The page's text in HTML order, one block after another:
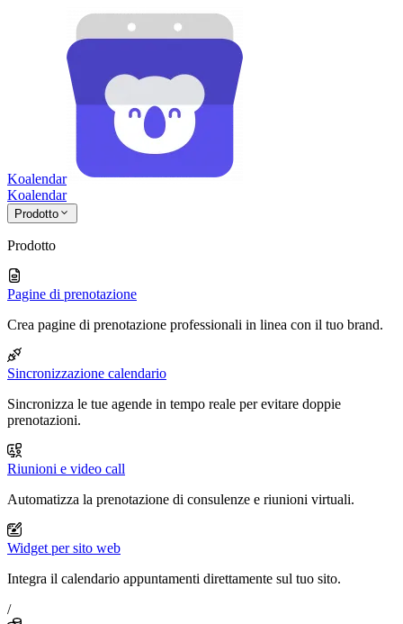
Koalendar
Koalendar
Prodotto
Prodotto
Pagine di prenotazione
Crea pagine di prenotazione professionali in linea con il tuo brand.
Sincronizzazione calendario
Sincronizza le tue agende in tempo reale per evitare doppie
prenotazioni.
Riunioni e video call
Automatizza la prenotazione di consulenze e riunioni virtuali.
Widget per sito web
Integra il calendario appuntamenti direttamente sul tuo sito.
/